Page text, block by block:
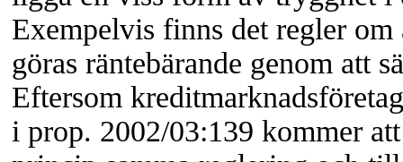
Exempelvis finns det regler om
göras räntebärande genom att
Eftersom
i prop. 2002/03:139 kommer